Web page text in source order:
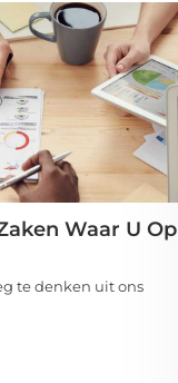
Waar U Op
te denken uit ons